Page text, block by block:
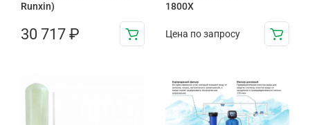
Runxin)
30 717 ₽
1800X
Цена по запросу